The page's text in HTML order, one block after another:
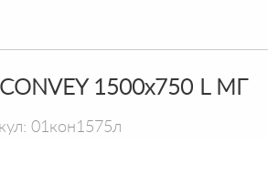
1500х750 L МГ
01кон1575л